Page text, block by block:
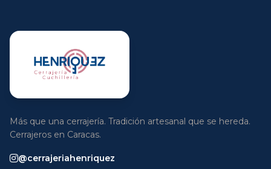
Más que una cerrajería. Tradición artesanal que se hereda.
Cerrajeros en Caracas.
@cerrajeriahenriquez